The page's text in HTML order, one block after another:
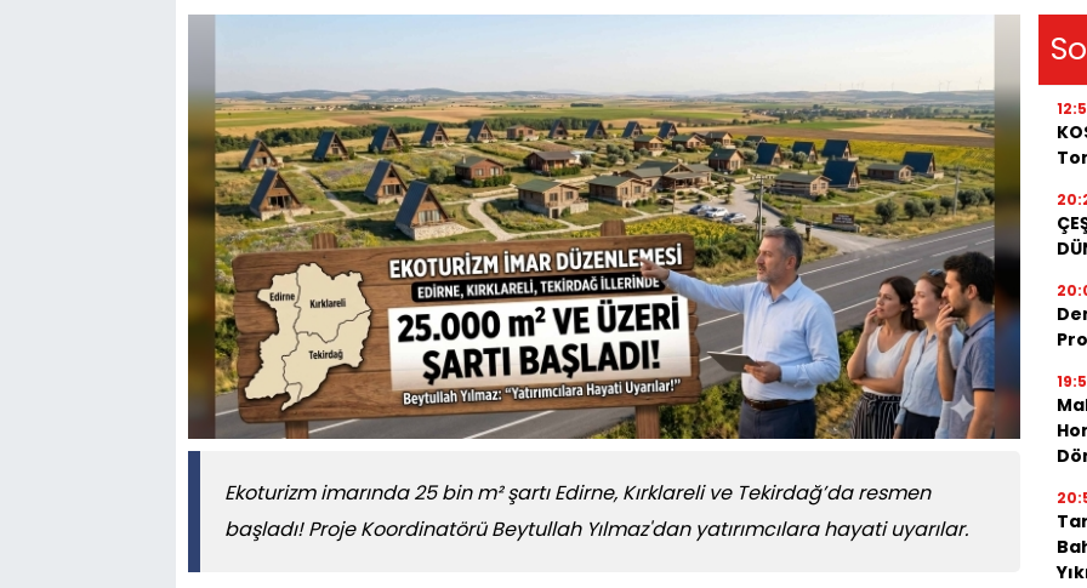
Ekoturizm imarında 25 bin m² şartı Edirne, Kırklareli ve Tekirdağ’da resmen
başladı! Proje Koordinatörü Beytullah Yılmaz'dan yatırımcılara hayati uyarılar.